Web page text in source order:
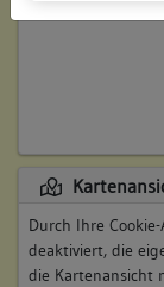
Durch Ihre
deaktiviert, die
die Kartenansicht